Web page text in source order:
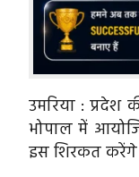
उमरिया : प्रदेश
भोपाल में
इस शिरकत